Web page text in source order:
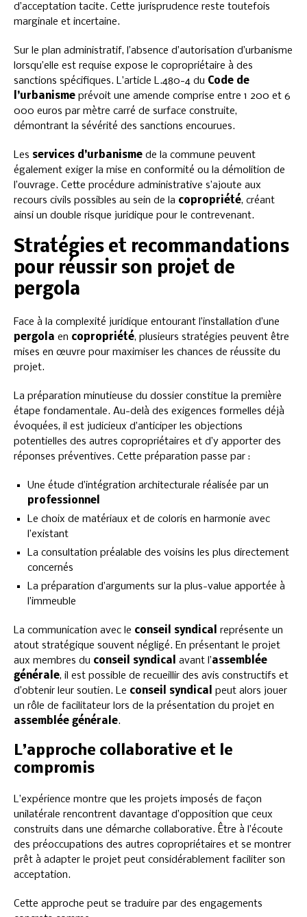
d’acceptation tacite. Cette jurisprudence reste toutefois
marginale et incertaine.
Sur le plan administratif, l’absence d’autorisation d’urbanisme
lorsqu’elle est requise expose le copropriétaire à des
sanctions spécifiques. L’article L.480-4 du Code de
l’urbanisme prévoit une amende comprise entre 1 200 et 6
000 euros par mètre carré de surface construite,
démontrant la sévérité des sanctions encourues.
Les services d’urbanisme de la commune peuvent
également exiger la mise en conformité ou la démolition de
l’ouvrage. Cette procédure administrative s’ajoute aux
recours civils possibles au sein de la copropriété, créant
ainsi un double risque juridique pour le contrevenant.
Stratégies et recommandations
pour réussir son projet de
pergola
Face à la complexité juridique entourant l’installation d’une
pergola en copropriété, plusieurs stratégies peuvent être
mises en œuvre pour maximiser les chances de réussite du
projet.
La préparation minutieuse du dossier constitue la première
étape fondamentale. Au-delà des exigences formelles déjà
évoquées, il est judicieux d’anticiper les objections
potentielles des autres copropriétaires et d’y apporter des
réponses préventives. Cette préparation passe par :
Une étude d’intégration architecturale réalisée par un
professionnel
Le choix de matériaux et de coloris en harmonie avec
l’existant
La consultation préalable des voisins les plus directement
concernés
La préparation d’arguments sur la plus-value apportée à
l’immeuble
La communication avec le conseil syndical
représente un
atout stratégique souvent négligé. En présentant le projet
aux membres du conseil syndical avant l’assemblée
générale, il est possible de recueillir des avis constructifs et
d’obtenir leur soutien. Le conseil syndical
peut alors jouer
un rôle de facilitateur lors de la présentation du projet en
assemblée générale.
L’approche collaborative et le
compromis
L’expérience montre que les projets imposés de façon
unilatérale rencontrent davantage d’opposition que ceux
construits dans une démarche collaborative. Être à l’écoute
des préoccupations des autres copropriétaires et se montrer
prêt à adapter le projet peut considérablement faciliter son
acceptation.
Cette approche peut se traduire par des engagements